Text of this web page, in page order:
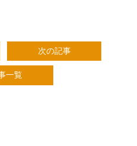
次の記事
一覧